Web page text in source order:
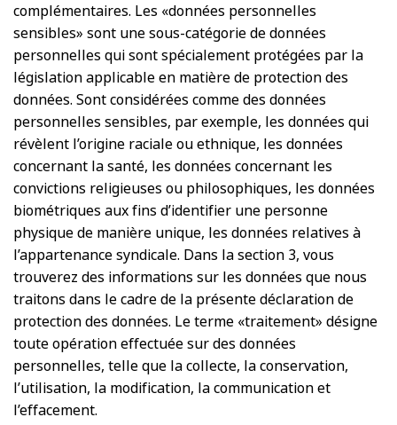
complémentaires. Les «données personnelles
sensibles» sont une sous-catégorie de données
personnelles qui sont spécialement protégées par la
législation applicable en matière de protection des
données. Sont considérées comme des données
personnelles sensibles, par exemple, les données qui
révèlent l’origine raciale ou ethnique, les données
concernant la santé, les données concernant les
convictions religieuses ou philosophiques, les données
biométriques aux fins d’identifier une personne
physique de manière unique, les données relatives à
l’appartenance syndicale. Dans la section 3, vous
trouverez des informations sur les données que nous
traitons dans le cadre de la présente déclaration de
protection des données. Le terme «traitement» désigne
toute opération effectuée sur des données
personnelles, telle que la collecte, la conservation,
l’utilisation, la modification, la communication et
l’effacement.